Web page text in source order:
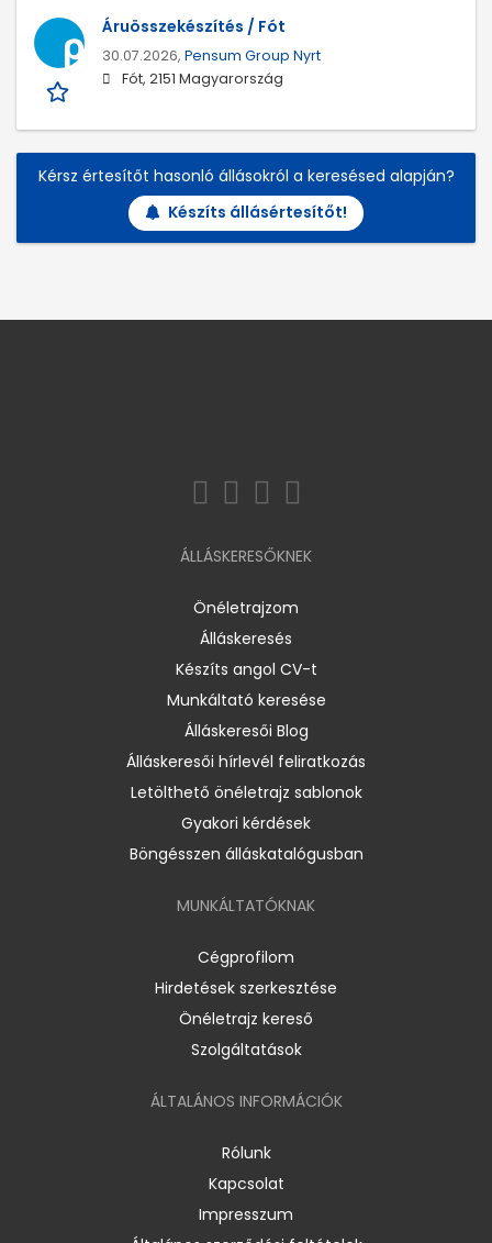
Áruösszekészítés / Fót
30.07.2026, Pensum Group Nyrt
Fót, 2151 Magyarország
Kérsz értesítőt hasonló állásokról a keresésed alapján?
Készíts állásértesítőt!
ÁLLÁSKERESŐKNEK
Önéletrajzom
Álláskeresés
Készíts angol CV-t
Munkáltató keresése
Álláskeresői Blog
Álláskeresői hírlevél feliratkozás
Letölthető önéletrajz sablonok
Gyakori kérdések
Böngésszen álláskatalógusban
MUNKÁLTATÓKNAK
Cégprofilom
Hirdetések szerkesztése
Önéletrajz kereső
Szolgáltatások
ÁLTALÁNOS INFORMÁCIÓK
Rólunk
Kapcsolat
Impresszum